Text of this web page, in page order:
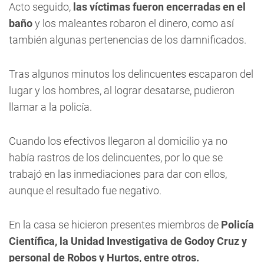
Acto seguido, las víctimas fueron encerradas en el
bañoy los maleantes robaron el dinero, como así
también algunas pertenencias de los damnificados.
Tras algunos minutos los delincuentes escaparon del
lugar y los hombres, al lograr desatarse, pudieron
llamar a la policía.
Cuando los efectivos llegaron al domicilio ya no
había rastros de los delincuentes, por lo que se
trabajó en las inmediaciones para dar con ellos,
aunque el resultado fue negativo.
En la casa se hicieron presentes miembros de Policía
Científica, la Unidad Investigativa de Godoy Cruz y
personal de Robos y Hurtos, entre otros.